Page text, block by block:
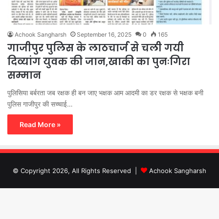
Achook Sangharsh September 16, 2025 0 165
गाजीपुर पुलिस के लाठचार्ज से चली गयी
दिव्यांग युवक की जान,खाकी का पुनःगिरा
सम्मान
पुलिसिया बर्बरता जब रक्षक ही बन जाए भक्षक आम आदमी का डर रक्षक से भक्षक बनी
पुलिस गाजीपुर की सच्चाई…
Read More »
© Copyright 2026, All Rights Reserved | Achook Sangharsh